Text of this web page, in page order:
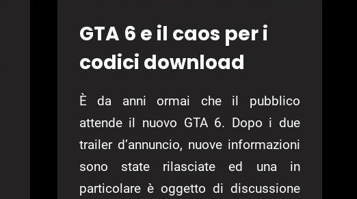
GTA 6 e il caos per i
codici download
È da anni ormai che il pubblico
attende il nuovo GTA 6. Dopo i due
trailer d’annuncio, nuove informazioni
sono state rilasciate ed una in
particolare è oggetto di discussione